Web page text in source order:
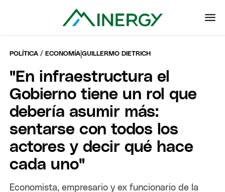
POLÍTICA / ECONOMÍA |GUILLERMO DIETRICH
"En infraestructura el
Gobierno tiene un rol que
debería asumir más:
sentarse con todos los
actores y decir qué hace
cada uno"
Economista, empresario y ex funcionario de la